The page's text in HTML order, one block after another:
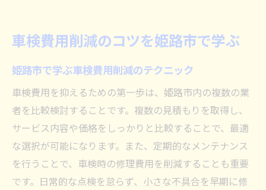
車検費用削減のコツを姫路市で学ぶ
姫路市で学ぶ車検費用削減のテクニック
車検費用を抑えるための第一歩は、姫路市内の複数の業
者を比較検討することです。複数の見積もりを取得し、
サービス内容や価格をしっかりと比較することで、最適
な選択が可能になります。また、定期的なメンテナンス
を行うことで、車検時の修理費用を削減することも重要
です。日常的な点検を怠らず、小さな不具合を早期に修